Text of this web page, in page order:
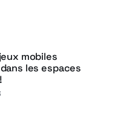
mobiles
les espaces